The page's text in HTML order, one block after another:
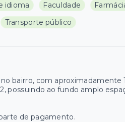
idioma Faculdade
Transporte público
bairro, com
possuindo ao fundo amplo
de pagamento.